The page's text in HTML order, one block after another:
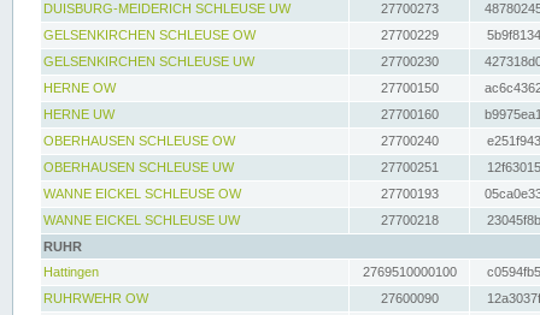
DUISBURG-MEIDERICH SCHLEUSE UW
27700273
GELSENKIRCHEN SCHLEUSE OW
27700229
GELSENKIRCHEN SCHLEUSE UW
27700230
HERNE OW
27700150
HERNE UW
27700160
OBERHAUSEN SCHLEUSE OW
27700240
OBERHAUSEN SCHLEUSE UW
27700251
WANNE EICKEL SCHLEUSE OW
27700193
WANNE EICKEL SCHLEUSE UW
27700218
RUHR
Hattingen
2769510000100
RUHRWEHR OW
27600090